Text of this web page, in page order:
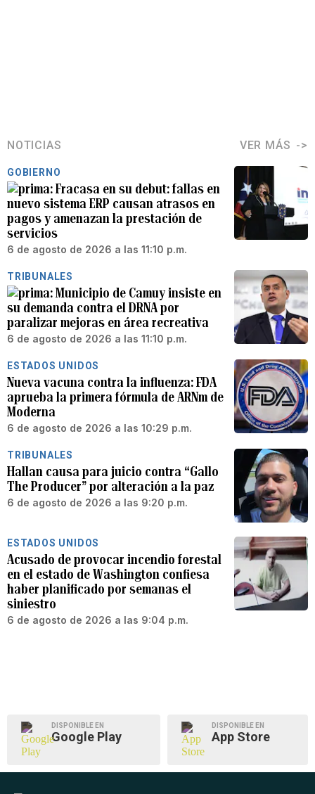
NOTICIAS VER MÁS
GOBIERNO
Fracasa en su debut: fallas en
nuevo sistema ERP causan atrasos en
pagos y amenazan la prestación de
servicios
6 de agosto de 2026 a las 11:10 p.m.
TRIBUNALES
Municipio de Camuy insiste en
su demanda contra el DRNA por
paralizar mejoras en área recreativa
6 de agosto de 2026 a las 11:10 p.m.
ESTADOS UNIDOS
Nueva vacuna contra la influenza: FDA
aprueba la primera fórmula de ARNm de
Moderna
6 de agosto de 2026 a las 10:29 p.m.
TRIBUNALES
Hallan causa para juicio contra “Gallo
The Producer” por alteración a la paz
6 de agosto de 2026 a las 9:20 p.m.
ESTADOS UNIDOS
Acusado de provocar incendio forestal
en el estado de Washington confiesa
haber planificado por semanas el
siniestro
6 de agosto de 2026 a las 9:04 p.m.
DISPONIBLE EN
Google Play
DISPONIBLE EN
App Store